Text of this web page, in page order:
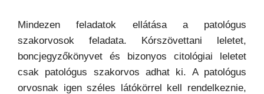
Mindezen feladatok ellátása a patológus
szakorvosok feladata. Kórszövettani leletet,
boncjegyzőkönyvet és bizonyos citológiai leletet
csak patológus szakorvos adhat ki. A patológus
orvosnak igen széles látókörrel kell rendelkeznie,